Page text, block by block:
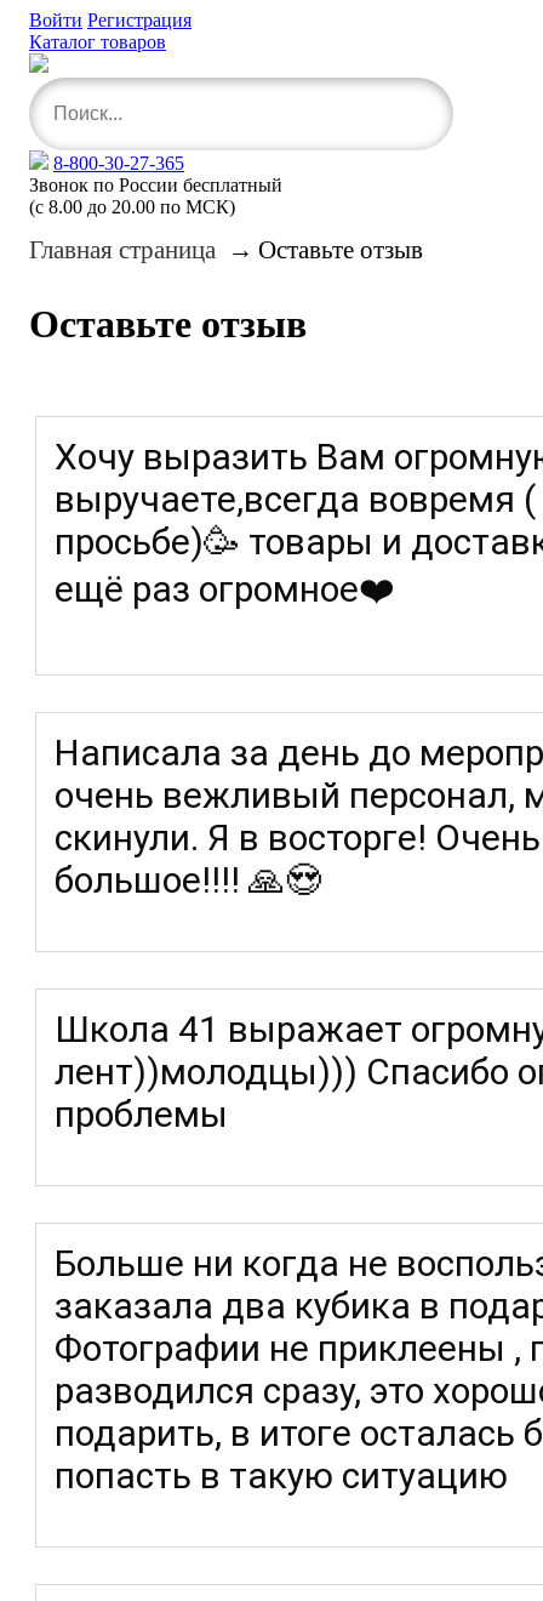
Войти Регистрация
Каталог товаров
8-800-30-27-365
Звонок по России бесплатный
(с 8.00 до 20.00 по МСК)
Главная страница → Оставьте отзыв
Оставьте отзыв
Хочу выразить Вам
выручаете,всегда вовремя
просьбе)🥳 товары и
ещё раз огромное❤️
Написала за день до
очень вежливый персонал,
скинули. Я в восторге!
большое!!!! 🙏😍
Школа 41 выражает
лент))молодцы))) Спасибо
проблемы
Больше ни когда не
заказала два кубика в
Фотографии не приклеены ,
разводился сразу, это
подарить, в итоге
попасть в такую ситуацию